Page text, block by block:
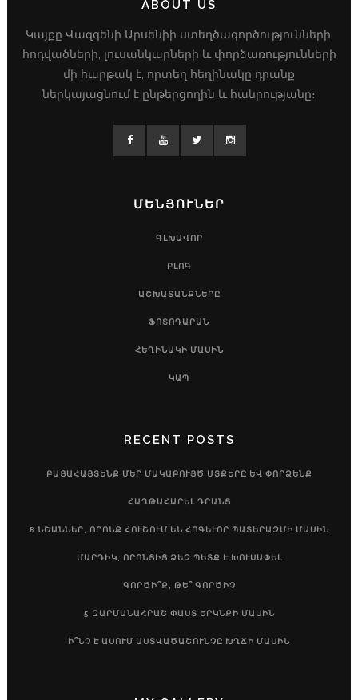
ABOUT US
Կայքը Վազգենի Արսենիի ստեղծագործությունների,
հոդվածների, լուսանկարների և փորձառությունների
մի հարթակ է, որտեղ հեղինակը դրանք
ներկայացնում է ընթերցողին և հանրությանը։
ՄԵՆՅՈՒՆԵՐ
ԳԼԽԱՎՈՐ
ԲԼՈԳ
ԱՇԽԱՏԱՆՔՆԵՐԸ
ՖՈՏՈԴԱՐԱՆ
ՀԵՂԻՆԱԿԻ ՄԱՍԻՆ
ԿԱՊ
RECENT POSTS
ԲԱՑԱՀԱՅՏԵՆՔ ՄԵՐ ՄԱԿԱԲՈՒՅԾ ՄՏՔԵՐԸ ԵՎ ՓՈՐՁԵՆՔ
ՀԱՂԹԱՀԱՐԵԼ ԴՐԱՆՑ
8 ՆՇԱՆՆԵՐ, ՈՐՈՆՔ ՀՈՒՇՈՒՄ ԵՆ ՀՈԳԵՒՈՐ ՊԱՏԵՐԱԶՄԻ ՄԱՍԻՆ
ՄԱՐԴԻԿ, ՈՐՈՆՑԻՑ ՁԵԶ ՊԵՏՔ Է ԽՈՒՍԱՓԵԼ
ԳՈՐԾԻ՞Ք, ԹԵ՞ ԳՈՐԾԻՉ
5 ԶԱՐՄԱՆԱՀՐԱՇ ՓԱՍՏ ԵՐԿՆՔԻ ՄԱՍԻՆ
Ի՞ՆՉ Է ԱՍՈՒՄ ԱՍՏՎԱԾԱՇՈՒՆՉԸ ԽՂՃԻ ՄԱՍԻՆ